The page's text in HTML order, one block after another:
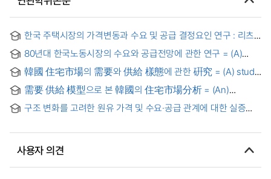
한국 주택시장의 가격변동과 수요 및 공급 결정요인 연구 : 리츠
(REITs) 정책사례를 포함하여 = Essays on the Korean
Housing Market Dynamics and Determinants of Housing
Demand and Supply: Including a Residential REITs Policy
Case
80년대 한국노동시장의 수요와 공급전망에 관한 연구 = (A)
study on the prospect of demand and supply in Korean
labour market of 1980's
韓國 住宅市場의 需要와 供給 樣態에 관한 硏究 = (A) study
on the aspects of demand and supply in Korean housing
market
需要 供給 模型으로 본 韓國의 住宅市場分析 = (An)
analysis of Korean housin market
구조 변화를 고려한 원유 가격 및 수요·공급 관계에 대한 실증
Structural Changes in International Crude Oil Prices,
사용자 의견